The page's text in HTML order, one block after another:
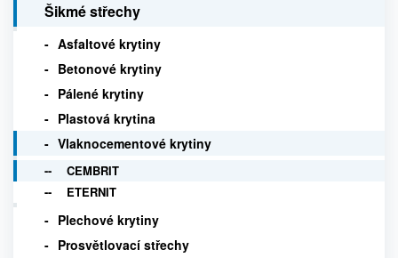
Šikmé střechy
Asfaltové krytiny
Betonové krytiny
Pálené krytiny
Plastová krytina
Vlaknocementové krytiny
CEMBRIT
ETERNIT
Plechové krytiny
Prosvětlovací střechy